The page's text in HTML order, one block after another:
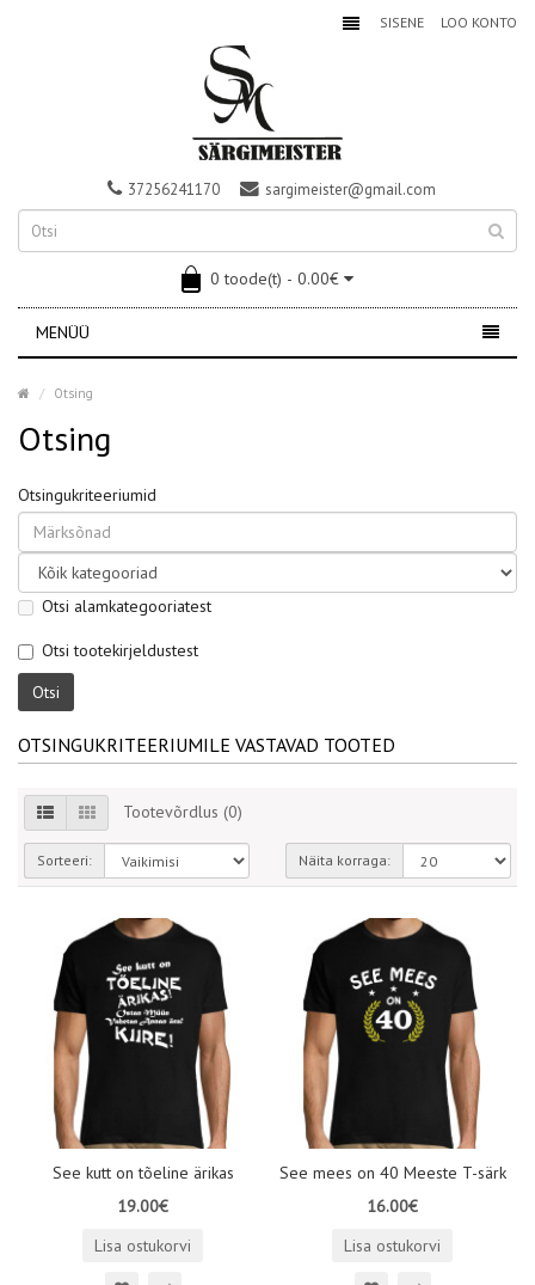
SISENE LOO KONTO
37256241170 sargimeister@gmail.com
0 toode(t) - 0.00€
MENÜÜ
Otsing
Otsing
Otsingukriteeriumid
Otsi alamkategooriatest
Otsi tootekirjeldustest
OTSINGUKRITEERIUMILE VASTAVAD TOOTED
Tootevõrdlus (0)
Sorteeri: Näita korraga:
See kutt on tõeline ärikas
19.00€
Lisa ostukorvi
See mees on 40 Meeste T-särk
16.00€
Lisa ostukorvi